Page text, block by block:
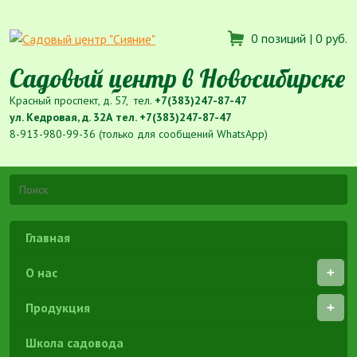
0 позиций | 0 руб.
Садовый центр в Новосибирске
Красный проспект, д. 57, тел. +7(383)247-87-47
ул. Кедровая, д. 32А тел. +7(383)247-87-47
8-913-980-99-36 (только для сообщений WhatsApp)
Главная
О нас
Продукция
Школа садовода